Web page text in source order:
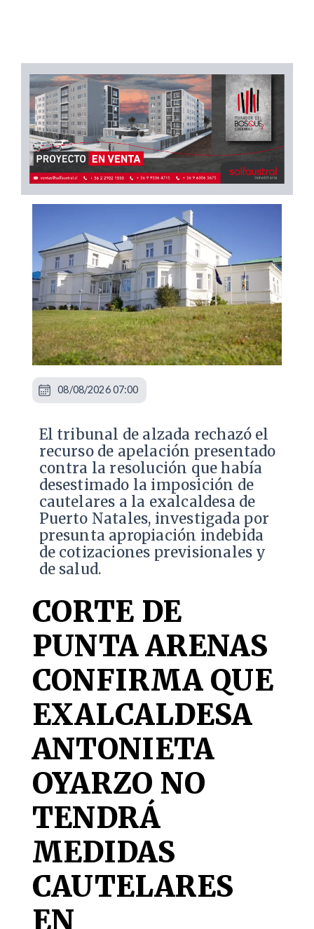
​El tribunal de alzada rechazó el
recurso de apelación presentado
contra la resolución que había
desestimado la imposición de
cautelares a la exalcaldesa de
Puerto Natales, investigada por
presunta apropiación indebida
de cotizaciones previsionales y
de salud.
CORTE DE
PUNTA ARENAS
CONFIRMA QUE
EXALCALDESA
ANTONIETA
OYARZO NO
TENDRÁ
MEDIDAS
CAUTELARES
EN
08/08/2026 07:00